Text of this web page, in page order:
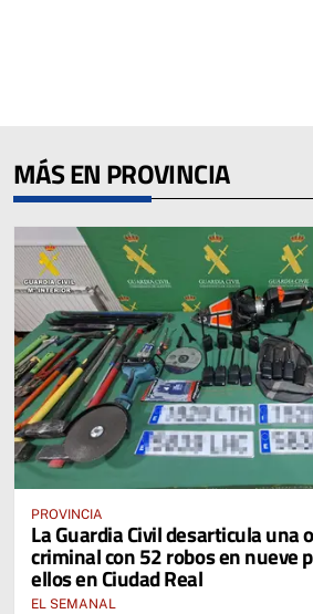
MÁS EN PROVINCIA
PROVINCIA
La Guardia Civil desarticula una
criminal con 52 robos en nueve
ellos en Ciudad Real
EL SEMANAL